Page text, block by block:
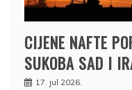
CIJENE NAFTE
SUKOBA SAD I
17. jul 2026.